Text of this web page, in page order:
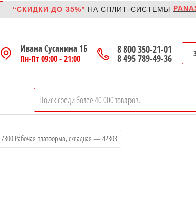
“СКИДКИ ДО 35%”НА CПЛИТ-СИСТЕМЫ
Ивана Сусанина 1Б
Пн-Пт 09:00 - 21:00
8 800 350-21-01
8 495 789-49-36
Z300 Рабочая платформа, складная — 42303